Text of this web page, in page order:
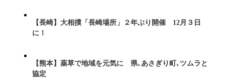
【長崎】大相撲「長崎場所」２年ぶり開催 12月３日
に！
【熊本】薬草で地域を元気に 県､あさぎり町､ツムラと
協定